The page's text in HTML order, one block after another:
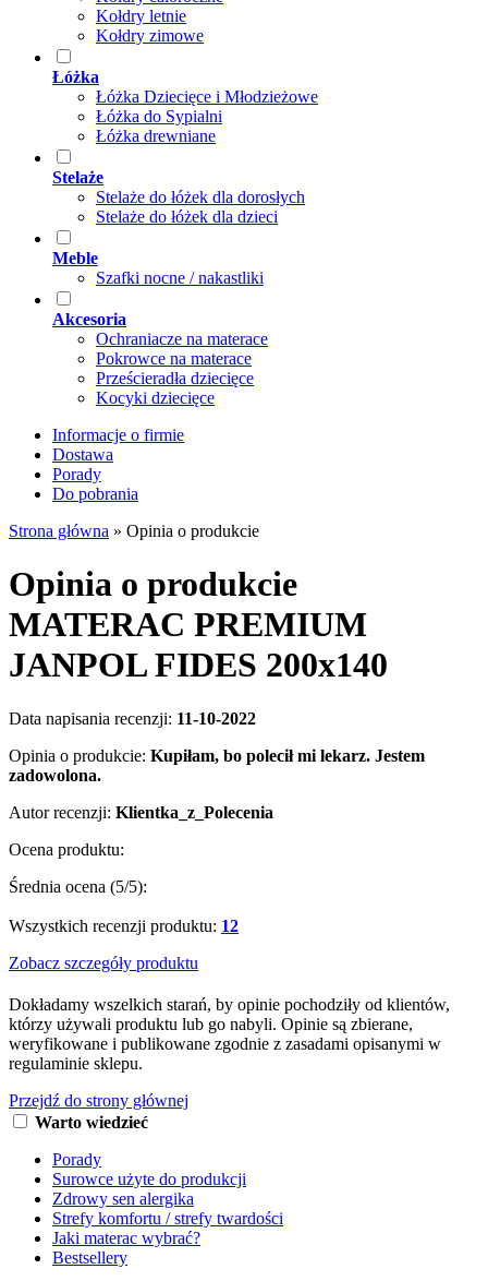
Kołdry letnie
Kołdry zimowe
Łóżka
Łóżka Dziecięce i Młodzieżowe
Łóżka do Sypialni
Łóżka drewniane
Stelaże
Stelaże do łóżek dla dorosłych
Stelaże do łóżek dla dzieci
Meble
Szafki nocne / nakastliki
Akcesoria
Ochraniacze na materace
Pokrowce na materace
Prześcieradła dziecięce
Kocyki dziecięce
Informacje o firmie
Dostawa
Porady
Do pobrania
Strona główna » Opinia o produkcie
Opinia o produkcie
MATERAC PREMIUM
JANPOL FIDES 200x140
Data napisania recenzji: 11-10-2022
Opinia o produkcie: Kupiłam, bo polecił mi lekarz. Jestem
zadowolona.
Autor recenzji: Klientka_z_Polecenia
Ocena produktu:
Średnia ocena (5/5):
Wszystkich recenzji produktu: 12
Zobacz szczegóły produktu
Dokładamy wszelkich starań, by opinie pochodziły od klientów,
którzy używali produktu lub go nabyli. Opinie są zbierane,
weryfikowane i publikowane zgodnie z zasadami opisanymi w
regulaminie sklepu.
Przejdź do strony głównej
Warto wiedzieć
Porady
Surowce użyte do produkcji
Zdrowy sen alergika
Strefy komfortu / strefy twardości
Jaki materac wybrać?
Bestsellery